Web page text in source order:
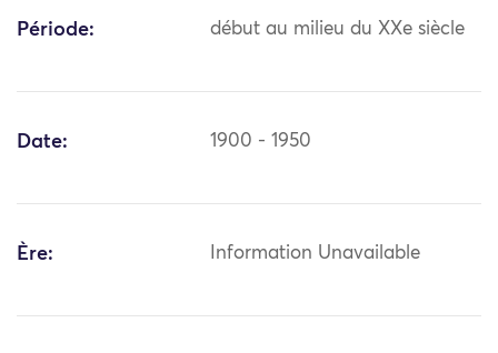
Période: début au milieu du XXe siècle
Date: 1900 - 1950
Ère: Information Unavailable